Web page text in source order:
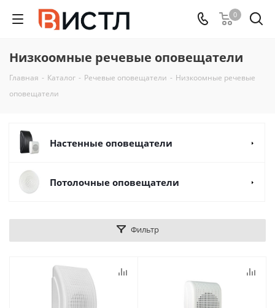
0
Низкоомные речевые оповещатели
Главная - Каталог - Речевые оповещатели - Низкоомные речевые
оповещатели
Настенные оповещатели
Потолочные оповещатели
Фильтр